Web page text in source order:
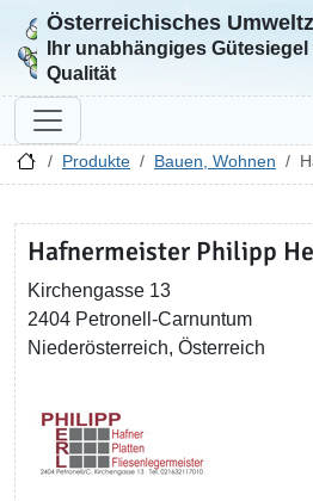
Zur Startseite
Österreichisches
Ihr unabhängiges
Qualität
Produkte Bauen, Wohnen
Hafnermeister Philipp
Kirchengasse 13
2404 Petronell-Carnuntum
Niederösterreich, Österreich